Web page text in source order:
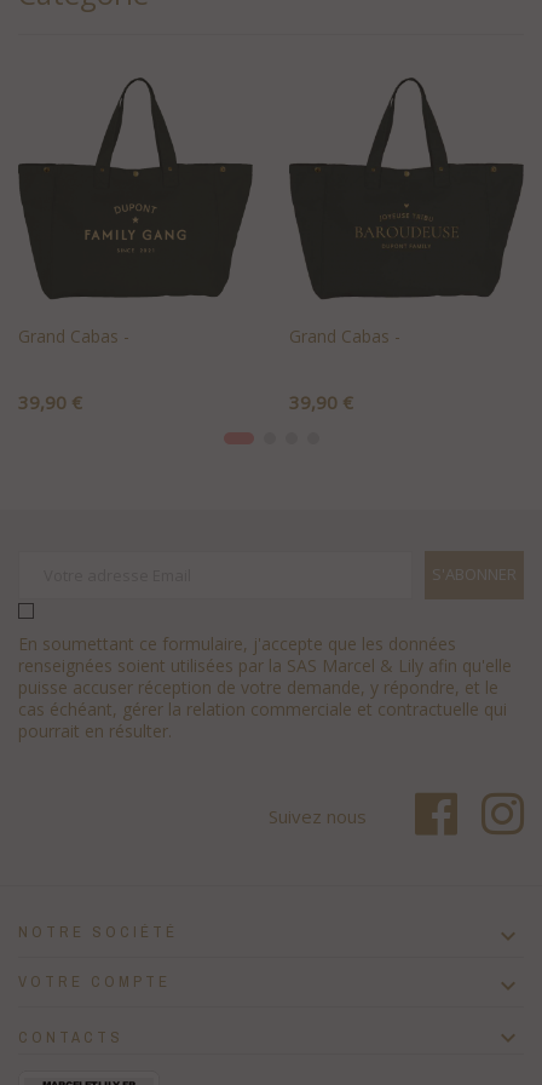
Grand Cabas -
Prix
39,90 €
Grand Cabas -
Prix
39,90 €
En soumettant ce formulaire, j'accepte que les données
renseignées soient utilisées par la SAS Marcel & Lily afin qu'elle
puisse accuser réception de votre demande, y répondre, et le
cas échéant, gérer la relation commerciale et contractuelle qui
pourrait en résulter.
Suivez nous
NOTRE SOCIÉTÉ 
VOTRE COMPTE 
CONTACTS 